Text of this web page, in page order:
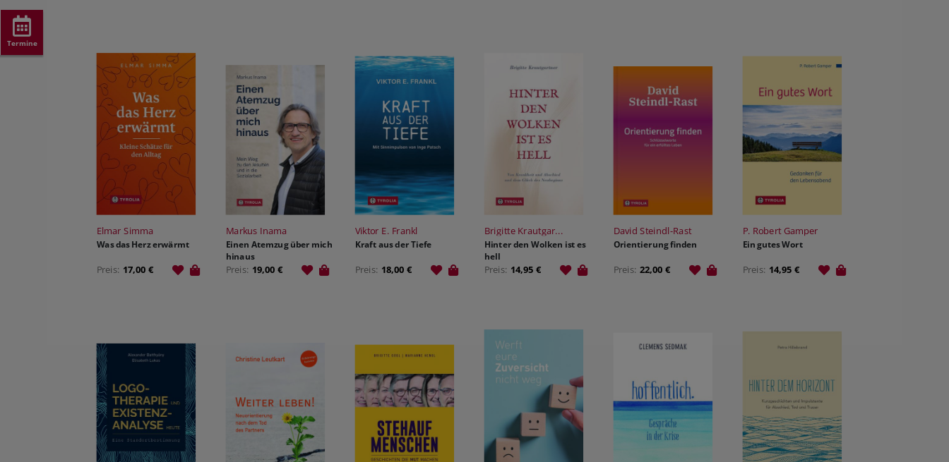
Termine
Elmar Simma
Was das Herz erwärmt
Preis: 17,00 €
Markus Inama
Einen Atemzug über mich
hinaus
Preis: 19,00 €
Viktor E. Frankl
Kraft aus der Tiefe
Preis: 18,00 €
Brigitte Krautgar...
Hinter den Wolken ist es
hell
Preis: 14,95 €
David Steindl-Rast
Orientierung finden
Preis: 22,00 €
P. Robert Gamper
Ein gutes Wort
Preis: 14,95 €